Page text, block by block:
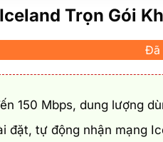
Trọn Gói
Đã
150 Mbps, dung lượng
đặt, tự động nhận mạng